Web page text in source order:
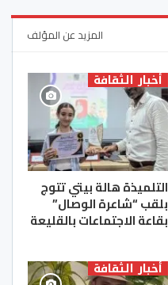
المزيد عن المؤلف
أخبار الثقافة
التلميذة هالة بيتي تتوج
بلقب “شاعرة الوصال”
بقاعة الاجتماعات بالقليعة
أخبار الثقافة